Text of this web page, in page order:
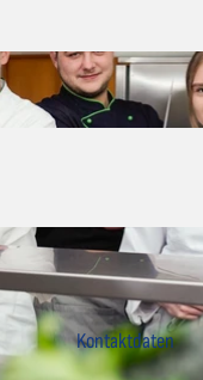
Kontaktdaten